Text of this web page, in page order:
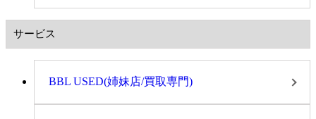
サービス
BBL USED(姉妹店/買取専門)